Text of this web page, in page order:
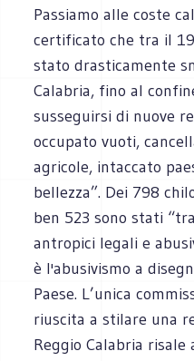
Passiamo alle coste
certificato che tra il
stato drasticamente
Calabria, fino al
susseguirsi di nuove
occupato vuoti,
agricole, intaccato
bellezza”. Dei 798
ben 523 sono stati
antropici legali e
è l'abusivismo a
Paese. L’unica
riuscita a stilare una
Reggio Calabria